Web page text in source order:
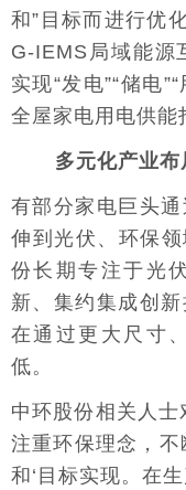
和”目标而进行优
G-IEMS局域能源
实现“发电”“储电
全屋家电用电供能
多元化产业布
有部分家电巨头
伸到光伏、环保
份长期专注于光
新、集约集成创
在通过更大尺寸
低。
中环股份相关人士
注重环保理念，不
和‘目标实现。在